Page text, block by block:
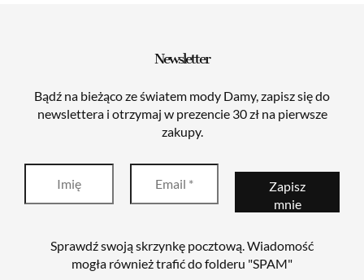
Newsletter
Bądź na bieżąco ze światem mody Damy, zapisz się do
newslettera i otrzymaj w prezencie 30 zł na pierwsze
zakupy.
Sprawdź swoją skrzynkę pocztową. Wiadomość
mogła również trafić do folderu "SPAM"